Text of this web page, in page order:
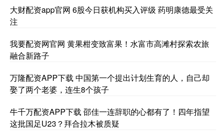
大财配资app官网 6股今日获机构买入评级 药明康德最受关
注
我要配资网官网 黄果柑变致富果！水富市高滩村探索农旅
融合新路子
万隆配资APP下载 中国第一个提出计划生育的人，自己却
娶了两个老婆，连生8个孩子
牛千万配资APP下载 邵佳一连辞职的心都有了！四年指望
这批国足U23？拜合拉木被质疑